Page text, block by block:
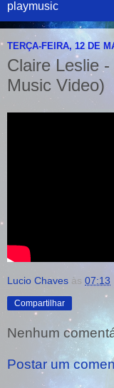
playmusic
TERÇA-FEIRA, 12 DE
Claire Leslie
Music Video)
Lucio Chaves às 07:13
Compartilhar
Nenhum
Postar um